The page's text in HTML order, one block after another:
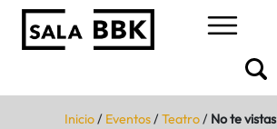
Inicio/ Eventos/Teatro/ No te